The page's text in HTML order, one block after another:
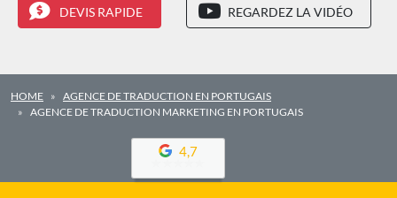
DEVIS RAPIDE REGARDEZ LA VIDÉO
HOME
AGENCE DE TRADUCTION EN PORTUGAIS
AGENCE DE TRADUCTION MARKETING EN PORTUGAIS
4,7